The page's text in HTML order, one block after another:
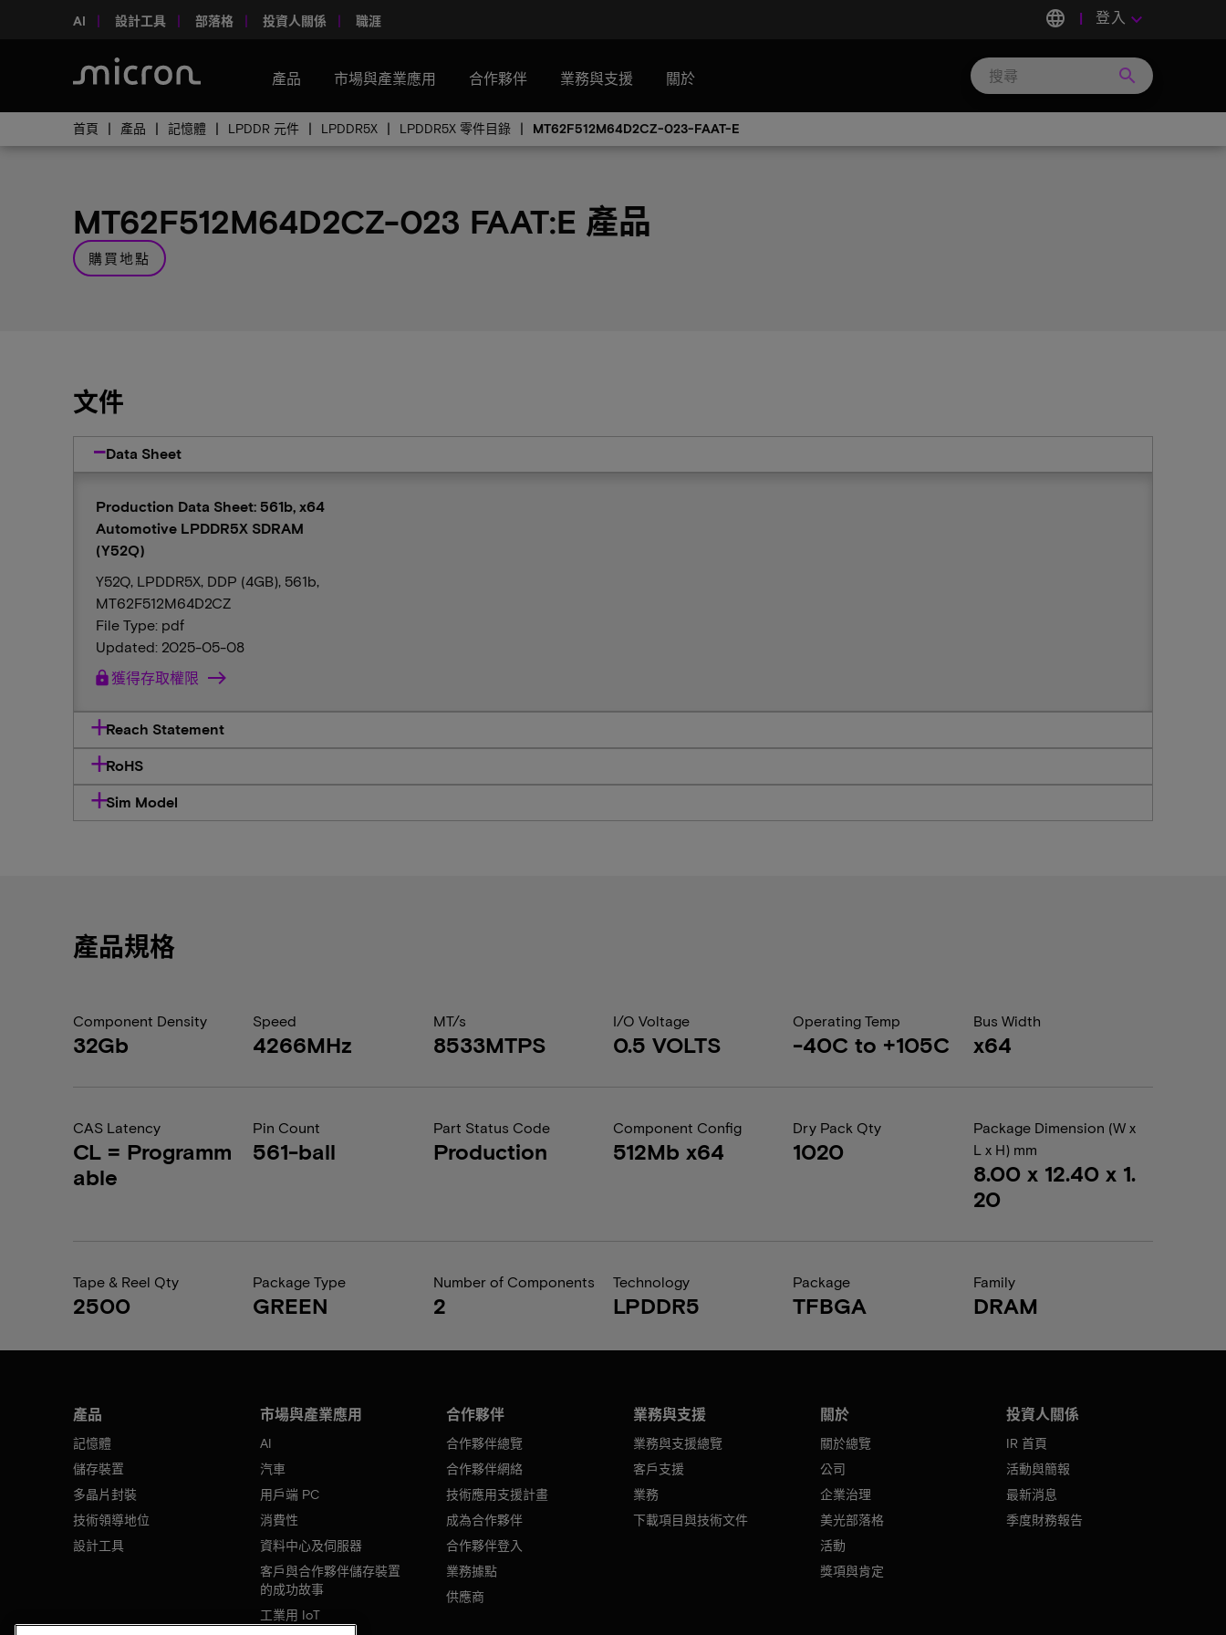
AI 設計工具 部落格 投資人關係 職涯 language 登入 keyboard_arrow_down
產品 市場與產業應用 合作夥伴 業務與支援 關於 search
首頁 產品 記憶體 LPDDR 元件 LPDDR5X LPDDR5X 零件目錄 MT62F512M64D2CZ-023-FAAT-E
MT62F512M64D2CZ-023 FAAT:E 產品
購買地點
文件
Data Sheet
Production Data Sheet: 561b, x64
Automotive LPDDR5X SDRAM
(Y52Q)
Y52Q, LPDDR5X, DDP (4GB), 561b,
MT62F512M64D2CZ
File Type: pdf
Updated: 2025-05-08
lock 獲得存取權限
Reach Statement
RoHS
Sim Model
產品規格
Component Density
32Gb
Speed
4266MHz
MT/s
8533MTPS
I/O Voltage
0.5 VOLTS
Operating Temp
-40C to +105C
Bus Width
x64
CAS Latency
CL = Programm
able
Pin Count
561-ball
Part Status Code
Production
Component Config
512Mb x64
Dry Pack Qty
1020
Package Dimension (W x
L x H) mm
8.00 x 12.40 x 1.
20
Tape & Reel Qty
2500
Package Type
GREEN
Number of Components
2
Technology
LPDDR5
Package
TFBGA
Family
DRAM
產品
記憶體
儲存裝置
多晶片封裝
技術領導地位
設計工具
市場與產業應用
AI
汽車
用戶端 PC
消費性
資料中心及伺服器
客戶與合作夥伴儲存裝置
的成功故事
工業用 IoT
合作夥伴
合作夥伴總覽
合作夥伴網絡
技術應用支援計畫
成為合作夥伴
合作夥伴登入
業務據點
供應商
業務與支援
業務與支援總覽
客戶支援
業務
下載項目與技術文件
關於
關於總覽
公司
企業治理
美光部落格
活動
獎項與肯定
投資人關係
IR 首頁
活動與簡報
最新消息
季度財務報告